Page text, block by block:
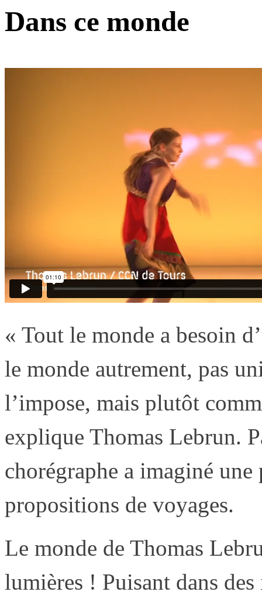
Dans ce monde
« Tout le monde a besoin
le monde autrement, pas
l’impose, mais plutôt
explique Thomas Lebrun.
chorégraphe a imaginé
propositions de voyages.
Le monde de Thomas
lumières ! Puisant dans